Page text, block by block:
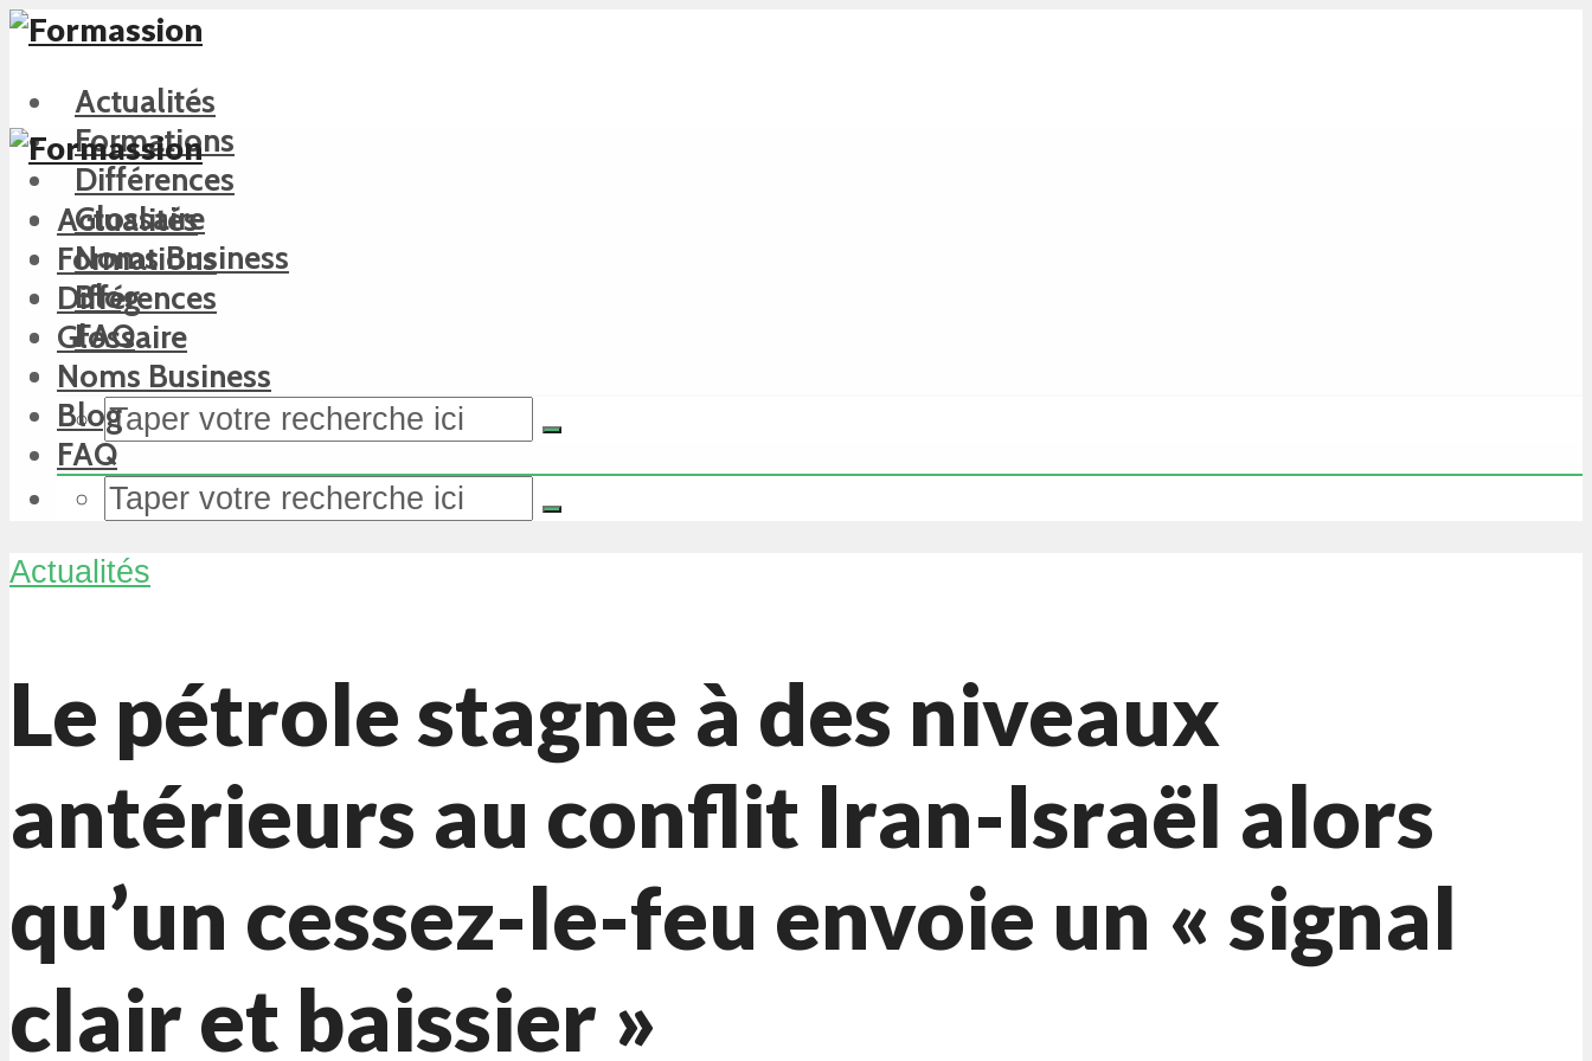
Actualités
Formations
Différences
Glossaire
Noms Business
Blog
FAQ
Actualités
Formations
Différences
Glossaire
Noms Business
Blog
FAQ
Actualités
Le pétrole stagne à des niveaux
antérieurs au conflit Iran-Israël alors
qu’un cessez-le-feu envoie un « signal
clair et baissier »